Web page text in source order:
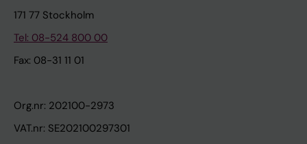
171 77 Stockholm
Tel: 08-524 800 00
Fax: 08-31 11 01
Org.nr: 202100-2973
VAT.nr: SE202100297301